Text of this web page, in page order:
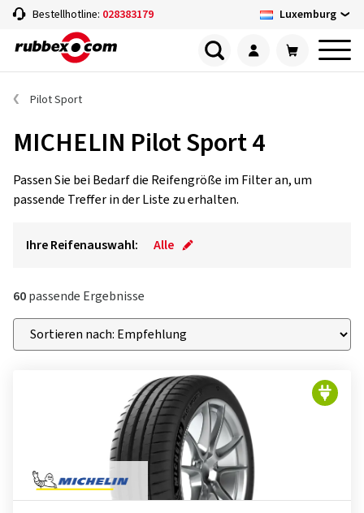
Bestellhotline: 028383179 Luxemburg
Pilot Sport
MICHELIN Pilot Sport 4
Passen Sie bei Bedarf die Reifengröße im Filter an, um
passende Treffer in der Liste zu erhalten.
Ihre Reifenauswahl: Alle
60passende Ergebnisse